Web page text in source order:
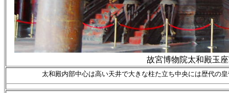
故宮博物院太和殿玉
太和殿内部中心は高い天井で大きな柱た立ち中央には歴代の